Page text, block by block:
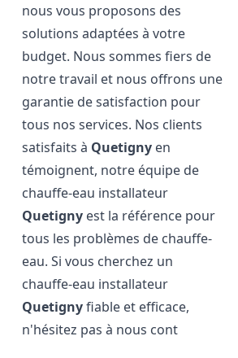
nous vous proposons des
solutions adaptées à votre
budget. Nous sommes fiers de
notre travail et nous offrons une
garantie de satisfaction pour
tous nos services. Nos clients
satisfaits à Quetigny en
témoignent, notre équipe de
chauffe-eau installateur
Quetigny est la référence pour
tous les problèmes de chauffe-
eau. Si vous cherchez un
chauffe-eau installateur
Quetignyfiable et efficace,
n'hésitez pas à nous cont